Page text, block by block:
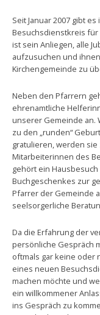
Seit Januar 2007 gibt
Besuchsdienstkreis für
ist sein Anliegen, alle
aufzusuchen und
Kirchengemeinde zu
Neben den Pfarrern
ehrenamtliche
unserer Gemeinde an.
zu den „runden“
gratulieren, werden
Mitarbeiterinnen des
gehört ein
Buchgeschenkes zur
Pfarrer der Gemeinde
seelsorgerliche
Da die Erfahrung der
persönliche Gespräch
oftmals gar keine oder
eines neuen
machen möchte und
ein willkommener
ins Gespräch zu